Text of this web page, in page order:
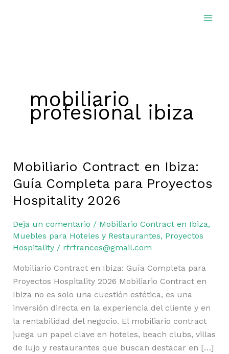
mobiliario
profesional ibiza
Mobiliario Contract en Ibiza:
Guía Completa para Proyectos
Hospitality 2026
Deja un comentario / Mobiliario Contract en Ibiza,
Muebles para Hoteles y Restaurantes, Proyectos
Hospitality/ rfrfrances@gmail.com
Mobiliario Contract en Ibiza: Guía Completa para
Proyectos Hospitality 2026 Mobiliario Contract en
Ibiza no es solo una cuestión estética, es una
inversión directa en la experiencia del cliente y en
la rentabilidad del negocio. El mobiliario contract
juega un papel clave en hoteles, beach clubs, villas
de lujo y restaurantes que buscan destacar en […]
Mobiliario
Contract
en
Ibiza:
Completa
para
Hospitality
2026